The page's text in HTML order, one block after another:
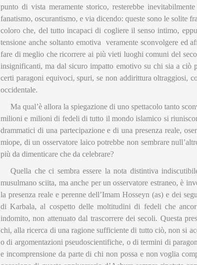
punto di vista meramente storico, resterebbe
fanatismo, oscurantismo, e via dicendo: queste sono le solite
coloro che, del tutto incapaci di cogliere il senso intimo,
tensione anche soltanto emotiva veramente sconvolgere ed
fare di meglio che ricorrere ai più vieti luoghi comuni del
insignificanti, ma dal sicuro impatto emotivo su chi sia a ciò
certi paragoni equivoci, spuri, se non addirittura oltraggiosi,
occidentale.
Ma qual’è allora la spiegazione di uno spettacolo tanto
milioni e milioni di fedeli di tutto il mondo islamico si
drammatici di una partecipazione e di una presenza reale,
miope, di un osservatore laico potrebbe non sembrare
più da dimenticare che da celebrare?
Quella che ci sembra essere la nota distintiva
musulmano sciita, ma anche per un osservatore estraneo, è
la presenza reale e perenne dell’Imam Hosseyn (as) e dei
di Karbala, al cospetto delle moltitudini di fedeli che
indomito, non attenuato dal trascorrere dei secoli. Questa
chi, alla ricerca di una ragione sufficiente di tutto ciò, non si
o di argomentazioni pseudoscientifiche, o di termini di
e incomprensione da parte di chi non possa e non voglia